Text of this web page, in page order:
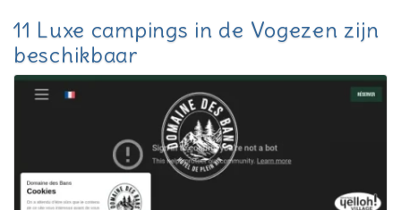
11 Luxe campings in de Vogezen zijn
beschikbaar